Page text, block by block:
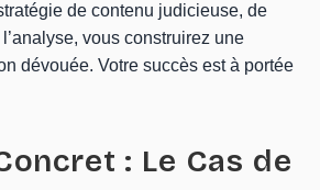
de contenu judicieuse, de
l’analyse, vous construirez une
dévouée. Votre succès est à portée
: Le Cas de